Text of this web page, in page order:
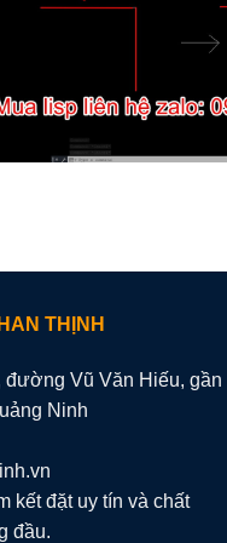
THỊNH
đường Vũ Văn Hiếu, gần
Ninh
kết đặt uy tín và chất
đầu.